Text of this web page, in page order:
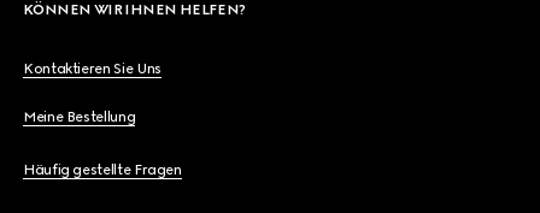
KÖNNEN WIR IHNEN HELFEN?
Kontaktieren Sie Uns
Meine Bestellung
Häufig gestellte Fragen